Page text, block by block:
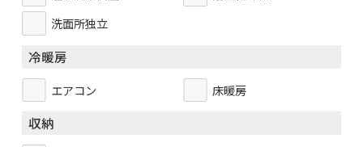
洗面所独立
冷暖房
エアコン 床暖房
収納